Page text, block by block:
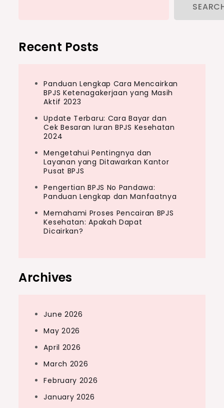
Recent Posts
Panduan Lengkap Cara Mencairkan
BPJS Ketenagakerjaan yang Masih
Aktif 2023
Update Terbaru: Cara Bayar dan
Cek Besaran Iuran BPJS Kesehatan
2024
Mengetahui Pentingnya dan
Layanan yang Ditawarkan Kantor
Pusat BPJS
Pengertian BPJS No Pandawa:
Panduan Lengkap dan Manfaatnya
Memahami Proses Pencairan BPJS
Kesehatan: Apakah Dapat
Dicairkan?
Archives
June 2026
May 2026
April 2026
March 2026
February 2026
January 2026